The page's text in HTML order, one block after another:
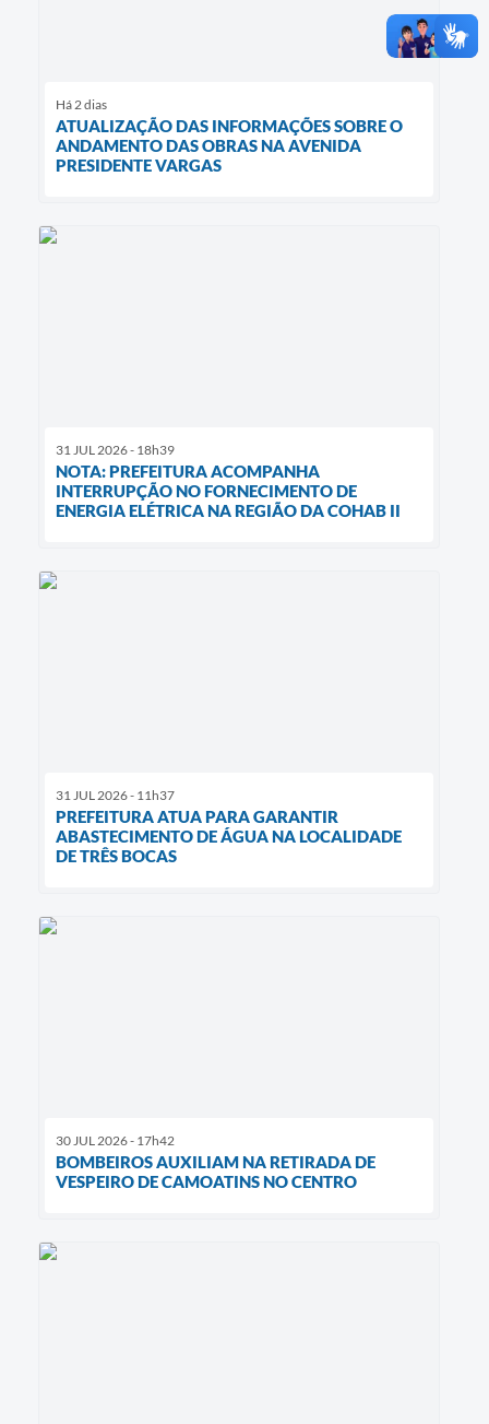
Há 2 dias
ATUALIZAÇÃO DAS INFORMAÇÕES SOBRE O
ANDAMENTO DAS OBRAS NA AVENIDA
PRESIDENTE VARGAS
31 JUL 2026 - 18h39
NOTA: PREFEITURA ACOMPANHA
INTERRUPÇÃO NO FORNECIMENTO DE
ENERGIA ELÉTRICA NA REGIÃO DA COHAB II
31 JUL 2026 - 11h37
PREFEITURA ATUA PARA GARANTIR
ABASTECIMENTO DE ÁGUA NA LOCALIDADE
DE TRÊS BOCAS
30 JUL 2026 - 17h42
BOMBEIROS AUXILIAM NA RETIRADA DE
VESPEIRO DE CAMOATINS NO CENTRO